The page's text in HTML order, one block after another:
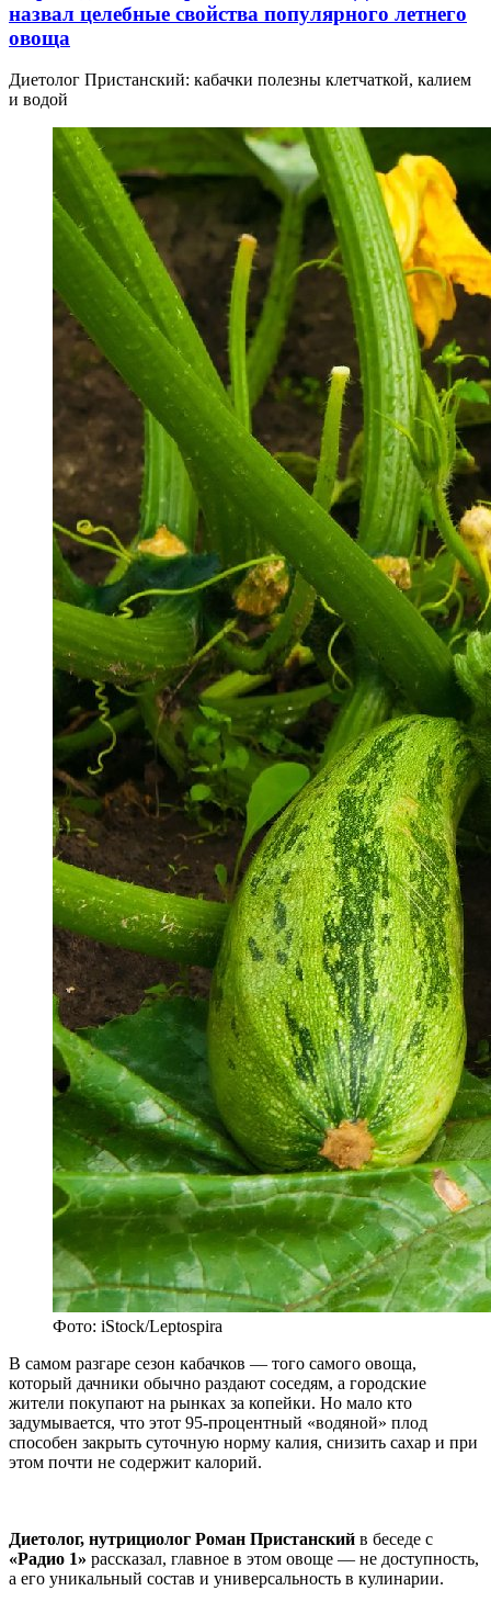
назвал целебные свойства популярного летнего
овоща
Диетолог Пристанский: кабачки полезны клетчаткой, калием
и водой
Фото: iStock/Leptospira
В самом разгаре сезон кабачков — того самого овоща,
который дачники обычно раздают соседям, а городские
жители покупают на рынках за копейки. Но мало кто
задумывается, что этот 95-процентный «водяной» плод
способен закрыть суточную норму калия, снизить сахар и при
этом почти не содержит калорий.
Диетолог, нутрициолог Роман Пристанский в беседе с
«Радио 1» рассказал, главное в этом овоще — не доступность,
а его уникальный состав и универсальность в кулинарии.